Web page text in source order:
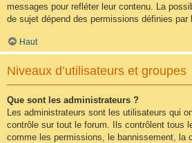
messages pour refléter leur contenu. La
de sujet dépend des permissions définies par
Haut
Niveaux d’utilisateurs et groupes
Que sont les administrateurs ?
Les administrateurs sont les utilisateurs qui
contrôle sur tout le forum. Ils contrôlent tous
comme les permissions, le bannissement, la